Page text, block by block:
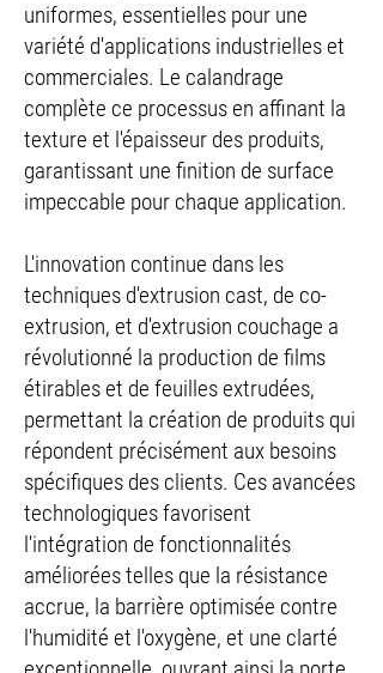
uniformes, essentielles pour une
variété d'applications industrielles et
commerciales. Le calandrage
complète ce processus en affinant la
texture et l'épaisseur des produits,
garantissant une finition de surface
impeccable pour chaque application.
L'innovation continue dans les
techniques d'extrusion cast, de co-
extrusion, et d'extrusion couchage a
révolutionné la production de films
étirables et de feuilles extrudées,
permettant la création de produits qui
répondent précisément aux besoins
spécifiques des clients. Ces avancées
technologiques favorisent
l'intégration de fonctionnalités
améliorées telles que la résistance
accrue, la barrière optimisée contre
l'humidité et l'oxygène, et une clarté